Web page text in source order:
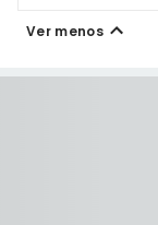
Ver menos